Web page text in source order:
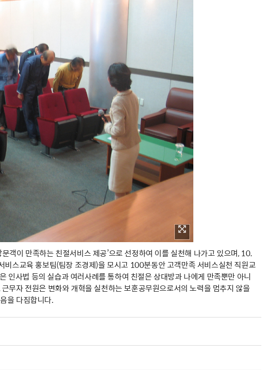
객이 만족하는 친절서비스 제공’으로 선정하여 이를 실천해 나가고 있으며, 10.
스교육 홍보팀(팀장 조경제)을 모시고 100분동안 고객만족 서비스실천 직원교
인사법 등의 실습과 여러사례를 통하여 친절은 상대방과 나에게 만족뿐만 아니
무자 전원은 변화와 개혁을 실천하는 보훈공무원으로서의 노력을 멈추지 않을
을 다짐합니다.